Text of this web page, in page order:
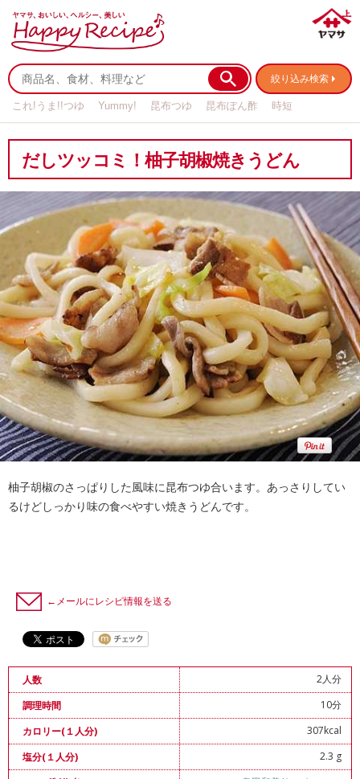
絞り込み検索
これ!うま!!つゆ Yummy! 昆布つゆ 昆布ぽん酢
時短
だしツッコミ！柚子胡椒焼きうどん
柚子胡椒のさっぱりした風味に昆布つゆ合います。あっさりしてい
るけどしっかり味の食べやすい焼きうどんです。
←メールにレシピ情報を送る
人数
2人分
調理時間
10分
カロリー(１人分)
307kcal
塩分(１人分)
2.3 g